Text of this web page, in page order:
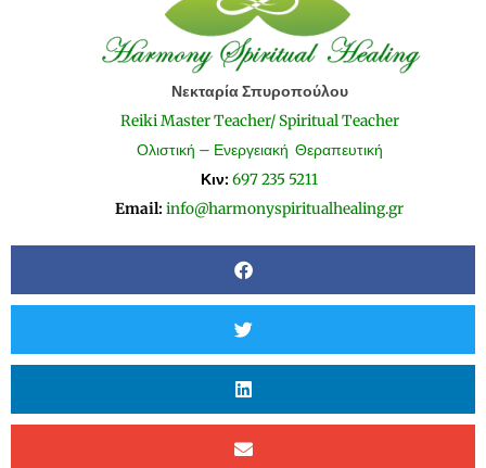
Νεκταρία Σπυροπούλου
Reiki Master Teacher/ Spiritual Teacher
Ολιστική – Ενεργειακή Θεραπευτική
Κιν: 697 235 5211
Email: info@harmonyspiritualhealing.gr